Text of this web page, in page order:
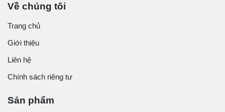
Về chúng tôi
Trang chủ
Giới thiệu
Liên hệ
Chính sách riêng tư
Sản phẩm